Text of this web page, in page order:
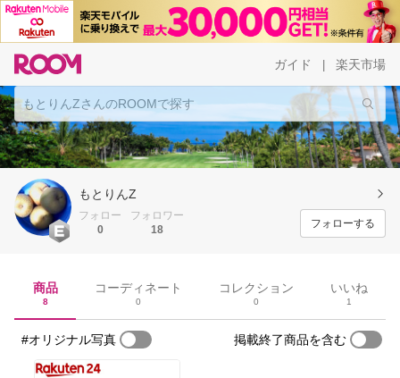
ガイド 楽天市場
もとりんZ
フォロー
0
フォロワー
18
フォローする
商品
8
コーディネート
0
コレクション
0
いいね
1
#オリジナル写真 掲載終了商品を含む